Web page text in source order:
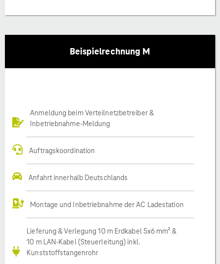
Beispielrechnung M
Anmeldung beim Verteilnetzbetreiber &
Inbetriebnahme-Meldung
Auftragskoordination
Anfahrt innerhalb Deutschlands
Montage und Inbetriebnahme der AC Ladestation
Lieferung & Verlegung 10 m Erdkabel 5x6 mm² &
10 m LAN-Kabel (Steuerleitung) inkl.
Kunststoffstangenrohr